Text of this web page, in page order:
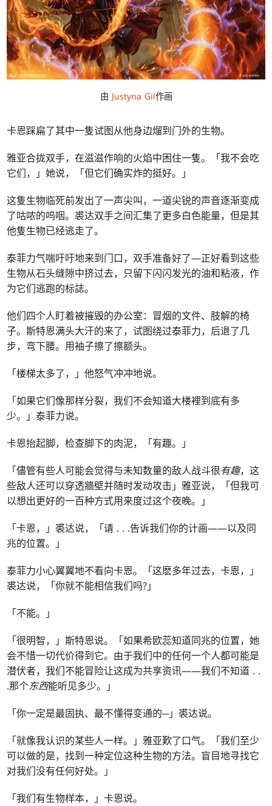
由 Justyna Gil作画
卡恩踩扁了其中一隻试图从他身边熘到门外的生物。
雅亚合拢双手，在滋滋作响的火焰中困住一隻。「我不会吃
它们，」她说，「但它们确实炸的挺好。」
这隻生物临死前发出了一声尖叫，一道尖锐的声音逐渐变成
了咕哝的呜咽。裘达双手之间汇集了更多白色能量，但是其
他隻生物已经逃走了。
泰菲力气喘吁吁地来到门口，双手准备好了—正好看到这些
生物从石头缝隙中挤过去，只留下闪闪发光的油和粘液，作
为它们逃跑的标誌。
他们四个人盯着被摧毁的办公室：冒烟的文件、肢解的椅
子。斯特恩满头大汗的来了，试图绕过泰菲力，后退了几
步，弯下腰。用袖子擦了擦额头。
「楼梯太多了，」他怒气冲冲地说。
「如果它们像那样分裂，我们不会知道大楼裡到底有多
少。」泰菲力说。
卡恩抬起脚，检查脚下的肉泥，「有趣。」
「儘管有些人可能会觉得与未知数量的敌人战斗很有趣，这
些敌人还可以穿透牆壁并随时发动攻击」雅亚说，「但我可
以想出更好的一百种方式用来度过这个夜晚。」
「卡恩，」裘达说，「请 . . .告诉我们你的计画——以及同
兆的位置。」
泰菲力小心翼翼地不看向卡恩。「这麽多年过去，卡恩，」
裘达说，「你就不能相信我们吗?」
「不能。」
「很明智，」斯特恩说。「如果希欧蕊知道同兆的位置，她
会不惜一切代价得到它。由于我们中的任何一个人都可能是
潜伏者，我们不能冒险让这成为共享资讯——我们不知道 . .
.那个东西能听见多少。」
「你一定是最固执、最不懂得变通的─」裘达说。
「就像我认识的某些人一样。」雅亚歎了口气。「我们至少
可以做的是，找到一种定位这种生物的方法。盲目地寻找它
对我们没有任何好处。」
「我们有生物样本，」卡恩说。